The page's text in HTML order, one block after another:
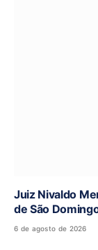
Juiz Nivaldo
de São
6 de agosto de 2026